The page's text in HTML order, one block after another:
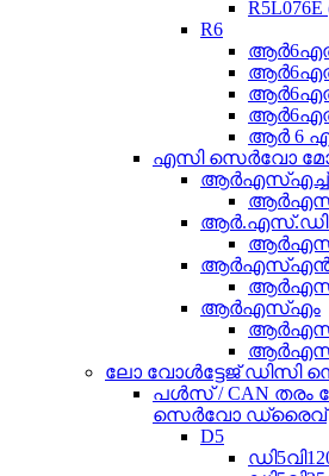
R6
ആർ 6
എസി സെർവോ
ആർ‌എസ്‌എം
ലോ വോൾട്ടേജ് ഡിസി
പൾസ് / CAN തരം
സെർവോ ഡ്രൈവ്
D5